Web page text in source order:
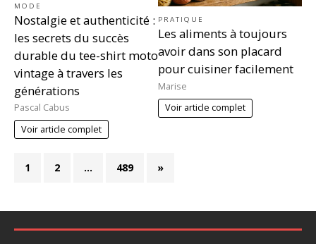
MODE
Nostalgie et authenticité :
les secrets du succès
durable du tee-shirt moto
vintage à travers les
générations
Pascal Cabus
Voir article complet
PRATIQUE
Les aliments à toujours
avoir dans son placard
pour cuisiner facilement
Marise
Voir article complet
1 2 … 489 »